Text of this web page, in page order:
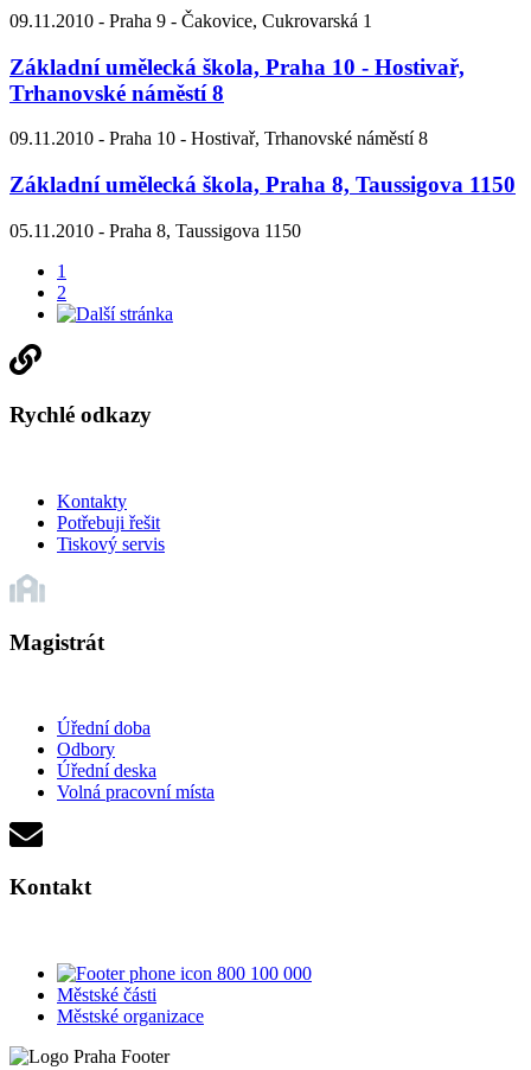
09.11.2010 - Praha 9 - Čakovice, Cukrovarská 1
Základní umělecká škola, Praha 10 - Hostivař,
Trhanovské náměstí 8
09.11.2010 - Praha 10 - Hostivař, Trhanovské náměstí 8
Základní umělecká škola, Praha 8, Taussigova 1150
05.11.2010 - Praha 8, Taussigova 1150
1
2
Rychlé odkazy
Kontakty
Potřebuji řešit
Tiskový servis
Magistrát
Úřední doba
Odbory
Úřední deska
Volná pracovní místa
Kontakt
800 100 000
Městské části
Městské organizace